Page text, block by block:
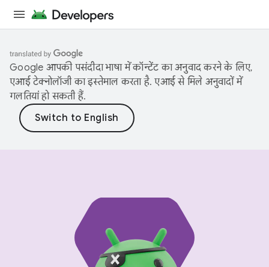
Google आपकी पसंदीदा भाषा में कॉन्टेंट का अनुवाद करने के लिए,
एआई टेक्नोलॉजी का इस्तेमाल करता है. एआई से मिले अनुवादों में
गलतियां हो सकती हैं.